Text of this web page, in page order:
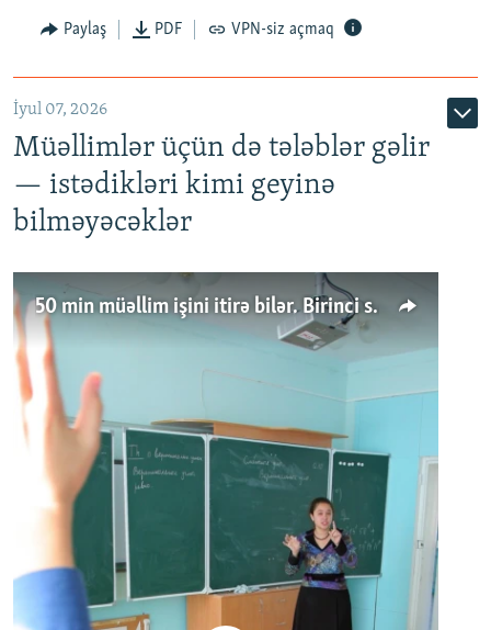
Paylaş PDF VPN-siz açmaq
İyul 07, 2026
Müəllimlər üçün də tələblər gəlir
— istədikləri kimi geyinə
bilməyəcəklər
50 min müəllim işini itirə bilər. Birinci sinfə gedənlər azalır